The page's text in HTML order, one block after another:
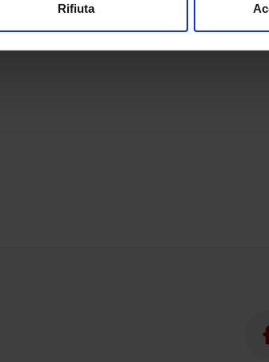
dei dati web, pubblicità e social media, i
Rifiuta